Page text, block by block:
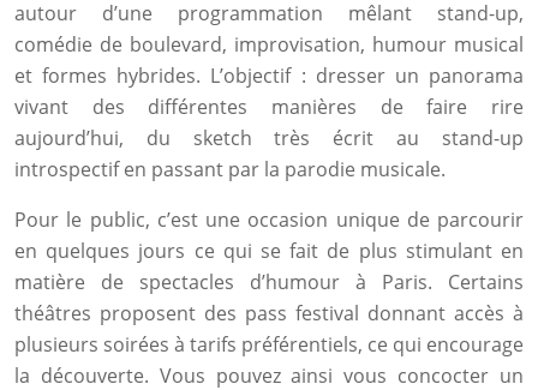
autour d’une programmation mêlant stand-up,
comédie de boulevard, improvisation, humour musical
et formes hybrides. L’objectif : dresser un panorama
vivant des différentes manières de faire rire
aujourd’hui, du sketch très écrit au stand-up
introspectif en passant par la parodie musicale.
Pour le public, c’est une occasion unique de parcourir
en quelques jours ce qui se fait de plus stimulant en
matière de spectacles d’humour à Paris. Certains
théâtres proposent des pass festival donnant accès à
plusieurs soirées à tarifs préférentiels, ce qui encourage
la découverte. Vous pouvez ainsi vous concocter un